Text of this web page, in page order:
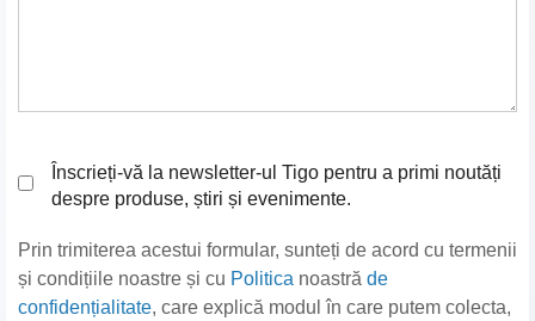
Înscrieți-vă la newsletter-ul Tigo pentru a primi noutăți
despre produse, știri și evenimente.
Prin trimiterea acestui formular, sunteți de acord cu termenii
și condițiile noastre și cu Politica noastră de
confidențialitate, care explică modul în care putem colecta,